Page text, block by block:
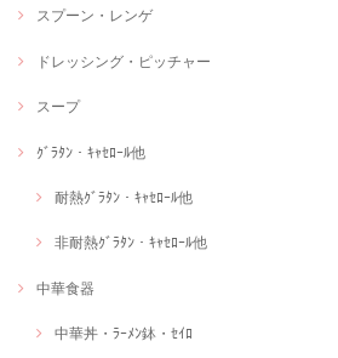
スプーン・レンゲ
ドレッシング・ピッチャー
スープ
ｸﾞﾗﾀﾝ・ｷｬｾﾛｰﾙ他
耐熱ｸﾞﾗﾀﾝ・ｷｬｾﾛｰﾙ他
非耐熱ｸﾞﾗﾀﾝ・ｷｬｾﾛｰﾙ他
中華食器
中華丼・ﾗｰﾒﾝ鉢・ｾｲﾛ